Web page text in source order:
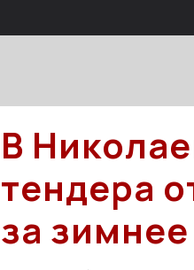
В
тендера
за